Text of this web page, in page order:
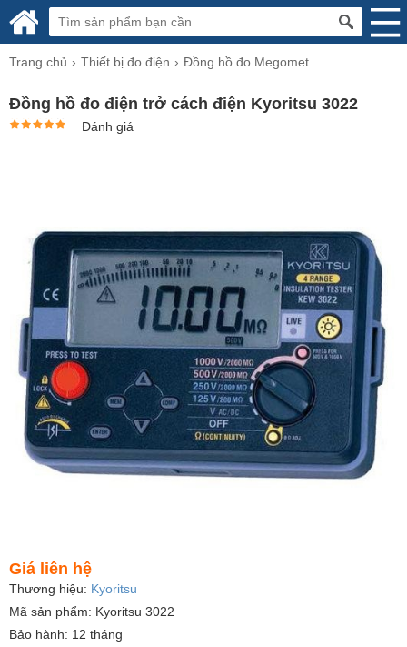
Trang chủ Thiết bị đo điện Đồng hồ đo Megomet
Đồng hồ đo điện trở cách điện Kyoritsu 3022
Đánh giá
Giá liên hệ
Thương hiệu: Kyoritsu
Mã sản phẩm: Kyoritsu 3022
Bảo hành: 12 tháng